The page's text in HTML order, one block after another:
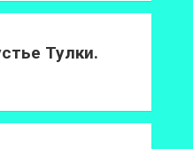
Тулки.